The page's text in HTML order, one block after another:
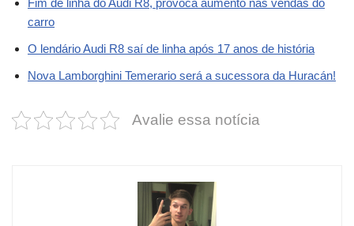
carro
O lendário Audi R8 saí de linha após 17 anos de história
Nova Lamborghini Temerario será a sucessora da Huracán!
Avalie essa notícia